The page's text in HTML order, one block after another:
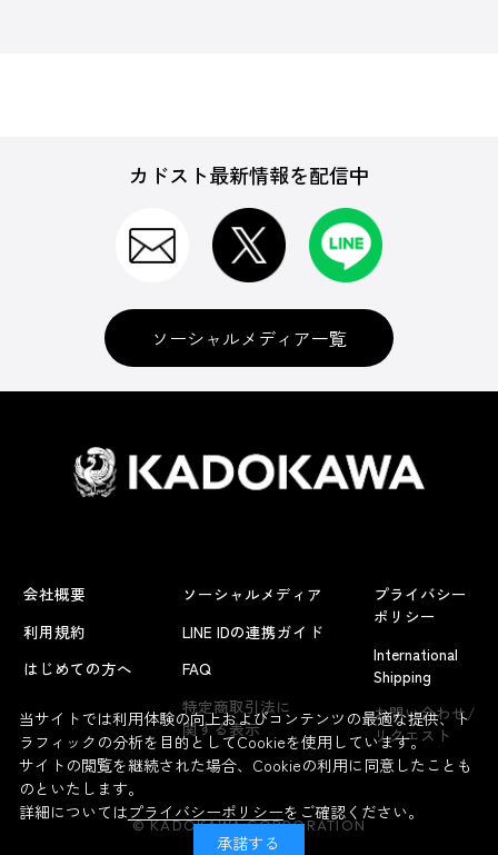
カドスト最新情報を配信中
ソーシャルメディア一覧
会社概要
利用規約
はじめての方へ
ソーシャルメディア
LINE IDの連携ガイド
FAQ
特定商取引法に
関する表示
プライバシー
ポリシー
International
Shipping
お問い合わせ/
リクエスト
© KADOKAWA CORPORATION
当サイトでは利用体験の向上およびコンテンツの最適な提供、ト
ラフィックの分析を目的としてCookieを使用しています。
サイトの閲覧を継続された場合、Cookieの利用に同意したことも
のといたします。
詳細についてはプライバシーポリシーをご確認ください。
承諾する